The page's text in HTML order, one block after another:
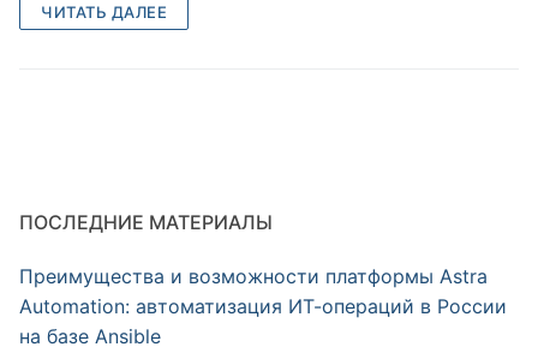
ЧИТАТЬ ДАЛЕЕ
ПОСЛЕДНИЕ МАТЕРИАЛЫ
Преимущества и возможности платформы Astra
Automation: автоматизация ИТ-операций в России
на базе Ansible